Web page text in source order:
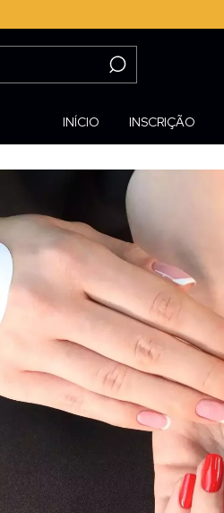
INÍCIO INSCRIÇÃO